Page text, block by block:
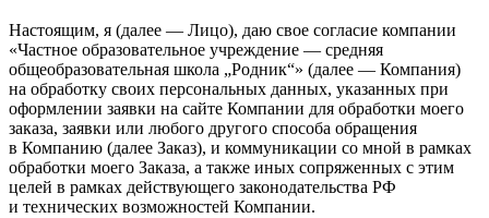
Настоящим, я (далее — Лицо), даю свое согласие компании
«Частное образовательное учреждение — средняя
общеобразовательная школа „Родник“» (далее — Компания)
на обработку своих персональных данных, указанных при
оформлении заявки на сайте Компании для обработки моего
заказа, заявки или любого другого способа обращения
в Компанию (далее Заказ), и коммуникации со мной в рамках
обработки моего Заказа, а также иных сопряженных с этим
целей в рамках действующего законодательства РФ
и технических возможностей Компании.